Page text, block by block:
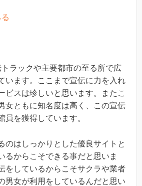
ラックや主要都市の至る所で広
います。ここまで宣伝に力を入れ
ビスは珍しいと思います。またこ
女ともに知名度は高く、この宣伝
員を獲得しています。
のはしっかりとした優良サイトと
るからこそできる事だと思いま
をしているからこそサクラや業者
男女が利用をしているんだと思い